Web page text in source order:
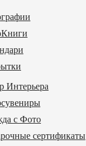
Интерьера
с Фото
сертификаты